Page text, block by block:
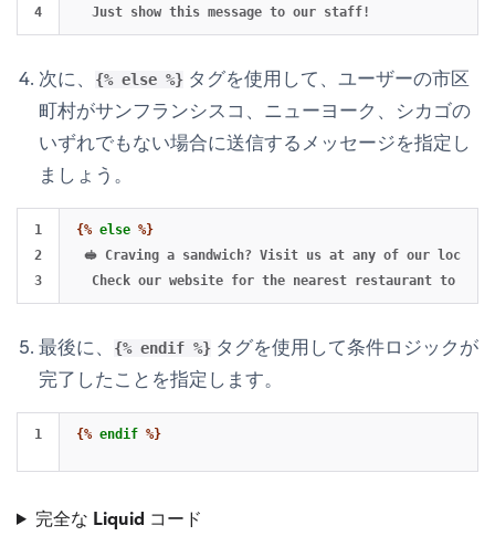
次に、 {% else %} タグを使用して、ユーザーの市区
町村がサンフランシスコ、ニューヨーク、シカゴの
いずれでもない場合に送信するメッセージを指定し
ましょう。
1
2
{% else %}
🥪 Craving a sandwich? Visit us at any of our
最後に、 {% endif %} タグを使用して条件ロジックが
完了したことを指定します。
{% endif %}
完全な Liquid コード